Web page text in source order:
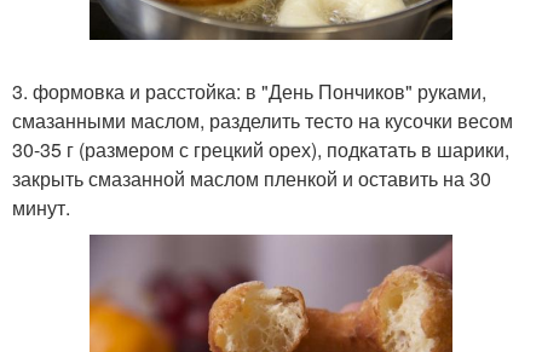
3. формовка и расстойка: в "День Пончиков" руками,
смазанными маслом, разделить тесто на кусочки весом
30-35 г (размером с грецкий орех), подкатать в шарики,
закрыть смазанной маслом пленкой и оставить на 30
минут.